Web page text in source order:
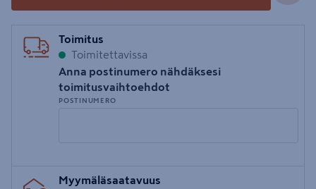
Toimitus
Toimitettavissa
Anna postinumero nähdäksesi
toimitusvaihtoehdot
POSTINUMERO
postinumero
Myymäläsaatavuus